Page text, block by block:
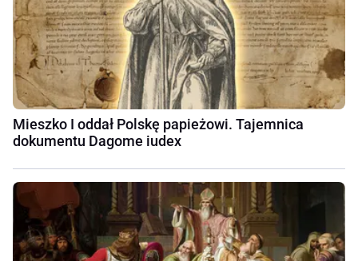
Mieszko I oddał Polskę papieżowi. Tajemnica
dokumentu Dagome iudex